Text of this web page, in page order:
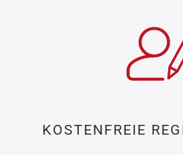
KOSTENFREIE